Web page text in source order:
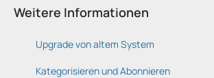
Weitere Informationen
Upgrade von altem System
Kategorisieren und Abonnieren